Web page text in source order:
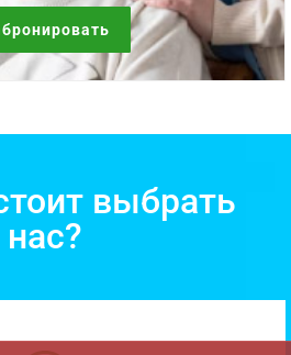
выбрать
нас?